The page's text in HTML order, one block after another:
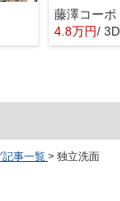
藤澤コーポ
4.8万円/
記事一覧 > 独立洗面